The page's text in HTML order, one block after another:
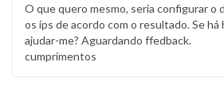
O que quero mesmo, seria configurar o
os ips de acordo com o resultado. Se
ajudar-me? Aguardando ffedback.
cumprimentos